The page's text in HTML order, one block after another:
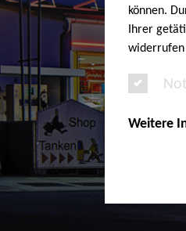
können.
Ihrer
widerrufen